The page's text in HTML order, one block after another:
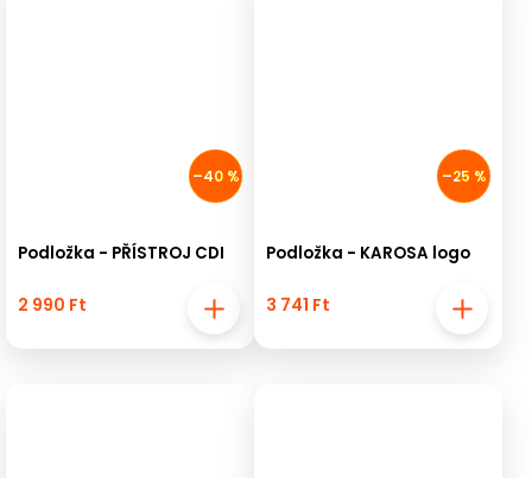
–40 %
Podložka - PŘÍSTROJ CDI
2 990 Ft
–25 %
Podložka - KAROSA logo
3 741 Ft